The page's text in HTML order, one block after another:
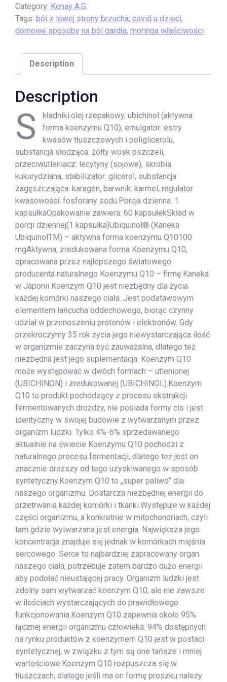
Category: Kenay A.G.
Tags: ból z lewej strony brzucha, covid u dzieci,
domowe sposoby na ból gardła, moringa właściwości
Description
Description
S
kładniki:olej rzepakowy, ubichinol (aktywna
forma koenzymu Q10), emulgator: estry
kwasów tłuszczowych i poliglicerolu,
substancja słodząca: żółty wosk pszczeli,
przeciwutleniacz: lecytyny (sojowe), skrobia
kukurydziana, stabilizator: glicerol, substancja
zagęszczająca: karagen, barwnik: karmel, regulator
kwasowości: fosforany sodu.Porcja dzienna: 1
kapsułkaOpakowanie zawiera: 60 kapsułekSkład w
porcji dziennej(1 kapsułka)Ubiquinol® (Kaneka
UbiquinolTM) – aktywna forma koenzymu Q10100
mgAktywna, zredukowana forma Koenzymu Q10,
opracowana przez najlepszego światowego
producenta naturalnego Koenzymu Q10 – firmę Kaneka
w Japonii Koenzym Q10 jest niezbędny dla życia
każdej komórki naszego ciała. Jest podstawowym
elementem łańcucha oddechowego, biorąc czynny
udział w przenoszeniu protonów i elektronów. Gdy
przekroczymy 35 rok życia jego niewystarczająca ilość
w organizmie zaczyna być zauważalna, dlatego też
niezbędna jest jego suplementacja. Koenzym Q10
może występować w dwóch formach – utlenionej
(UBICHINON) i zredukowanej (UBICHINOL).Koenzym
Q10 to produkt pochodzący z procesu ekstrakcji
fermentowanych drożdży, nie posiada formy cis i jest
identyczny w swojej budowie z wytwarzanym przez
organizm ludzki. Tylko 4%-6% sprzedawanego
aktualnie na świecie Koenzymu Q10 pochodzi z
naturalnego procesu fermentacji, dlatego też jest on
znacznie droższy od tego uzyskiwanego w sposób
syntetyczny.Koenzym Q10 to „super paliwo” dla
naszego organizmu. Dostarcza niezbędnej energii do
przetrwania każdej komórki i tkanki.Występuje w każdej
części organizmu, a konkretnie w mitochondriach, czyli
tam gdzie wytwarzana jest energia. Największa jego
koncentracja znajduje się jednak w komórkach mięśnia
sercowego. Serce to najbardziej zapracowany organ
naszego ciała, potrzebuje zatem bardzo dużo energii
aby podołać nieustającej pracy. Organizm ludzki jest
zdolny sam wytwarzać koenzym Q10, ale nie zawsze
w ilościach wystarczających do prawidłowego
funkcjonowania.Koenzym Q10 zapewnia około 95%
łącznej energii organizmu człowieka. 94% dostępnych
na rynku produktów z koenzymem Q10 jest w postaci
syntetycznej, w związku z tym są one tańsze i mniej
wartościowe.Koenzym Q10 rozpuszcza się w
tłuszczach, dlatego jeśli ma on formę proszku należy